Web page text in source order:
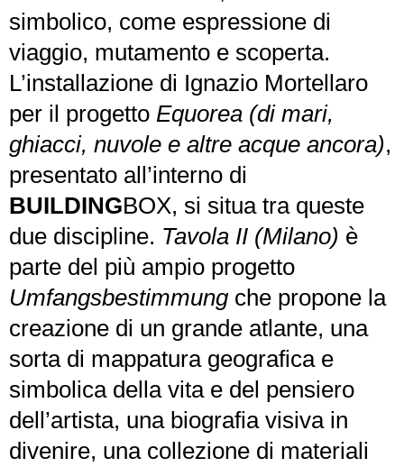
simbolico, come espressione di
viaggio, mutamento e scoperta.
L’installazione di Ignazio Mortellaro
per il progetto Equorea (di mari,
ghiacci, nuvole e altre acque ancora),
presentato all’interno di
BUILDINGBOX, si situa tra queste
due discipline. Tavola II (Milano) è
parte del più ampio progetto
Umfangsbestimmungche propone la
creazione di un grande atlante, una
sorta di mappatura geografica e
simbolica della vita e del pensiero
dell’artista, una biografia visiva in
divenire, una collezione di materiali